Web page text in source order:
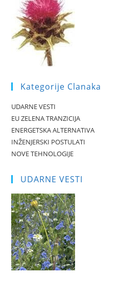
Kategorije Clanaka
UDARNE VESTI
EU ZELENA TRANZICIJA
ENERGETSKA ALTERNATIVA
INŽENJERSKI POSTULATI
NOVE TEHNOLOGIJE
UDARNE VESTI